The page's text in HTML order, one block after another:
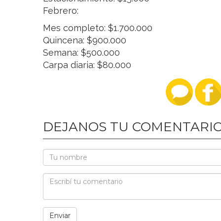
Febrero:
Mes completo: $1.700.000
Quincena: $900.000
Semana: $500.000
Carpa diaria: $80.000
DEJANOS TU